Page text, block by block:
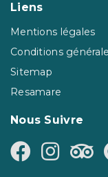
Liens
Mentions légales
Conditions
Sitemap
Resamare
Nous Suivre